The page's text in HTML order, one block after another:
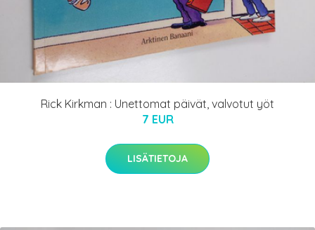
Rick Kirkman : Unettomat päivät, valvotut yöt
7 EUR
LISÄTIETOJA